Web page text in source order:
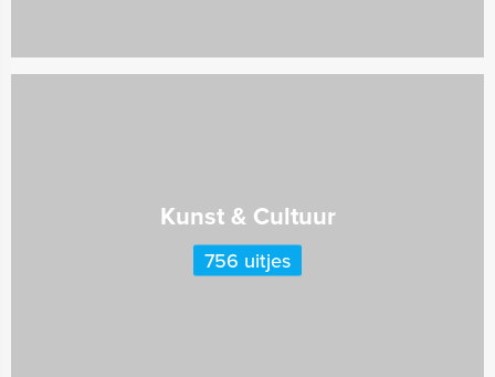
Kunst & Cultuur
756 uitjes